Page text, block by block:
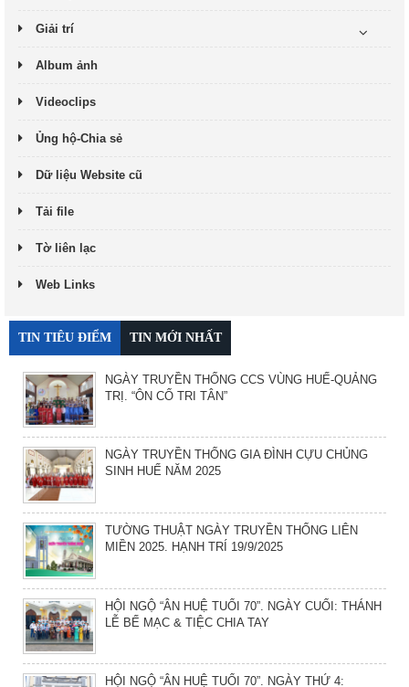
Giải trí
Album ảnh
Videoclips
Ủng hộ-Chia sẻ
Dữ liệu Website cũ
Tải file
Tờ liên lạc
Web Links
TIN TIÊU ĐIỂM TIN MỚI NHẤT
NGÀY TRUYỀN THỐNG CCS VÙNG HUẾ-QUẢNG
TRỊ. “ÔN CỐ TRI TÂN”
NGÀY TRUYỀN THỐNG GIA ĐÌNH CỰU CHỦNG
SINH HUẾ NĂM 2025
TƯỜNG THUẬT NGÀY TRUYỀN THỐNG LIÊN
MIỀN 2025. HẠNH TRÍ 19/9/2025
HỘI NGỘ “ÂN HUỆ TUỔI 70”. NGÀY CUỐI: THÁNH
LỄ BẾ MẠC & TIỆC CHIA TAY
HỘI NGỘ “ÂN HUỆ TUỔI 70”. NGÀY THỨ 4: